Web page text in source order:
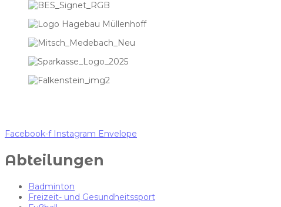
Facebook-f Instagram Envelope
Abteilungen
Badminton
Freizeit- und Gesundheitssport